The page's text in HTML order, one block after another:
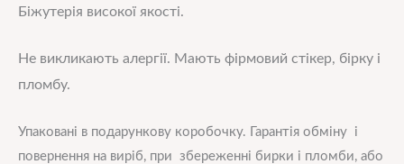
Біжутерія високої якості.
Не викликають алергії. Мають фірмовий стікер, бірку і
пломбу.
Упаковані в подарункову коробочку. Гарантія обміну і
повернення на виріб, при збереженні бирки і пломби, або